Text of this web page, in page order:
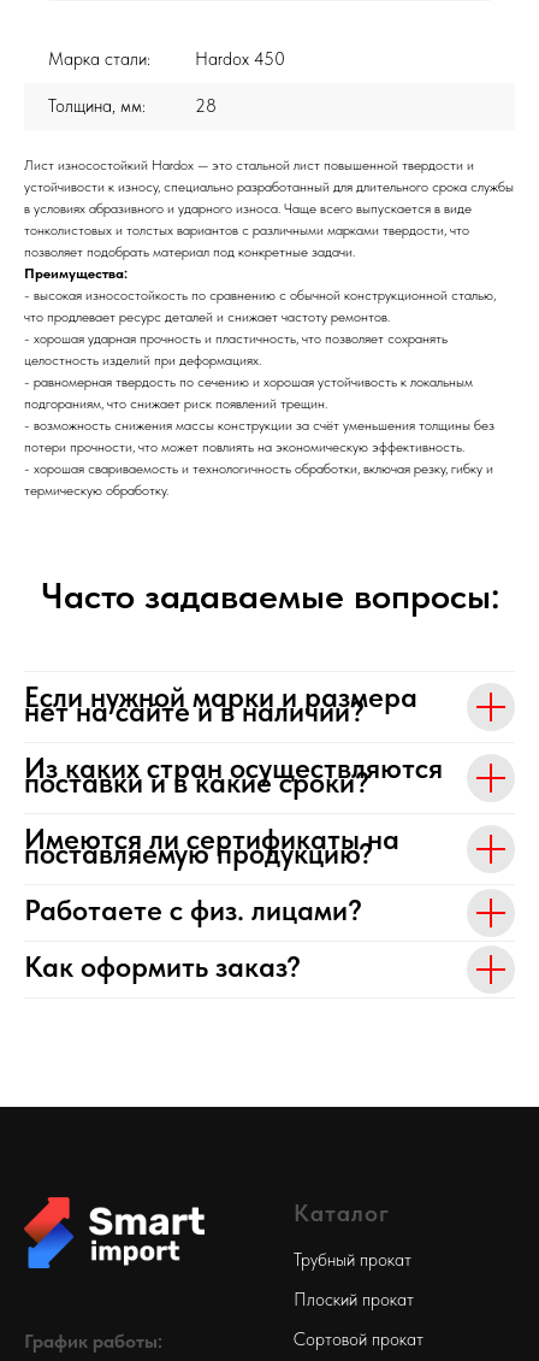
Марка стали: Hardox 450
Толщина, мм: 28
Лист износостойкий Hardox — это стальной лист повышенной твердости и
устойчивости к износу, специально разработанный для длительного срока службы
в условиях абразивного и ударного износа. Чаще всего выпускается в виде
тонколистовых и толстых вариантов с различными марками твердости, что
позволяет подобрать материал под конкретные задачи.
Преимущества:
- высокая износостойкость по сравнению с обычной конструкционной сталью,
что продлевает ресурс деталей и снижает частоту ремонтов.
- хорошая ударная прочность и пластичность, что позволяет сохранять
целостность изделий при деформациях.
- равномерная твердость по сечению и хорошая устойчивость к локальным
подгораниям, что снижает риск появлений трещин.
- возможность снижения массы конструкции за счёт уменьшения толщины без
потери прочности, что может повлиять на экономическую эффективность.
- хорошая свариваемость и технологичность обработки, включая резку, гибку и
термическую обработку.
Часто задаваемые вопросы:
Если нужной марки и размера
нет на сайте и в наличии?
Из каких стран осуществляются
поставки и в какие сроки?
Имеются ли сертификаты на
поставляемую продукцию?
Работаете с физ. лицами?
Как оформить заказ?
График работы:
Каталог
Трубный прокат
Плоский прокат
Сортовой прокат